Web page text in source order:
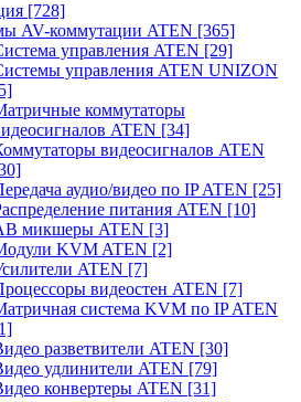
[728]
AV-коммутации ATEN [365]
управления ATEN [29]
управления ATEN UNIZON
коммутаторы
ATEN [34]
видеосигналов ATEN
аудио/видео по IP ATEN [25]
питания ATEN [10]
микшеры ATEN [3]
KVM ATEN [2]
ATEN [7]
видеостен ATEN [7]
система KVM по IP ATEN
разветвители ATEN [30]
удлинители ATEN [79]
конвертеры ATEN [31]